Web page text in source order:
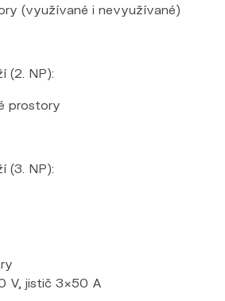
(využívané i nevyužívané)
(2. NP):
prostory
(3. NP):
V, jistič 3×50 A